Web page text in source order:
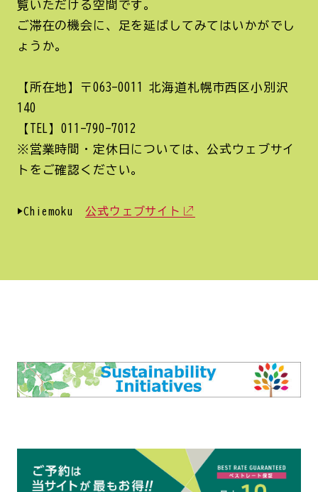
覧いただける空間です。
ご滞在の機会に、足を延ばしてみてはいかがでし
ょうか。
【所在地】〒063-0011 北海道札幌市西区小別沢
140
【TEL】011-790-7012
※営業時間・定休日については、公式ウェブサイ
トをご確認ください。
▶Chiemoku 公式ウェブサイト